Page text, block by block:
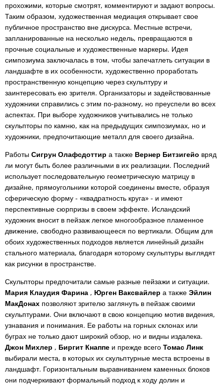
прохожими, которые смотрят, комментируют и задают вопросы.
Таким образом, художественная медиация открывает свое
публичное пространство вне дискурса. Местные встречи,
запланированные на несколько недель, превращаются в
прочные социальные и художественные маркеры. Идея
симпозиума заключалась в том, чтобы запечатлеть ситуации в
ландшафте в их особенности, художественно проработать
пространственную концепцию через скульптуру и
заинтересовать ею зрителя. Организаторы и задействованные
художники справились с этим по-разному, но преуспели во всех
аспектах. При выборе художников учитывались не только
скульпторы по камню, как на предыдущих симпозиумах, но и
художники, предпочитающие металл для своего дизайна.
Работы Сигрун Олафсдоттир а также Вернер Битзигейо вряд
ли могут быть более различными в их реализации. Последний
использует последовательную геометрическую матрицу в
дизайне, прямоугольники которой соединены вместе, образуя
сферическую форму - «квадратность круга» - и имеют
перспективные сюрпризы в своем эффекте. Исландский
художник вносит в пейзаж легкое многообразное пламенное
движение, свободно развивающееся по вертикали. Общим для
обоих художественных подходов является линейный дизайн
стального материала, благодаря которому скульптуры выглядят
как рисунки в пространстве.
Скульпторы предпочитали самые разные пейзажи и ситуации.
Мария Клаудия Фарина , Юрген Ваксвайлер а также Эйлин
МакДонах позволяют зрителю заглянуть в пейзаж своими
скульптурами. Они включают в свою концепцию мотив видения,
узнавания и понимания. Ее работы на горных склонах или
буграх не только дают широкий обзор, но и видны издалека.
Джон Михлер , Биргит Кнаппе и прежде всего Томас Линк
выбирали места, в которых их скульптурные места встроены в
ландшафт. Горизонтальным выравниванием каменных блоков
они подчеркивают формальный подход к ходу долин и